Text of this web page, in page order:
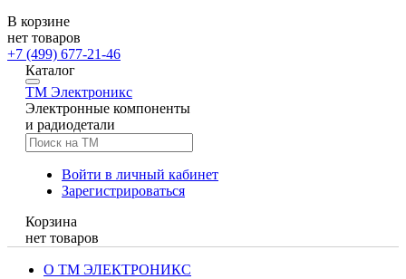
В корзине
нет товаров
+7 (499) 677-21-46
Каталог
TM Электроникс
Электронные компоненты
и радиодетали
Войти в личный кабинет
Зарегистрироваться
Корзина
нет товаров
О ТМ ЭЛЕКТРОНИКС